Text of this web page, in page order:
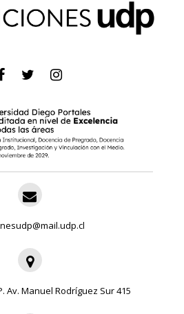
Av. Manuel Rodríguez Sur 415